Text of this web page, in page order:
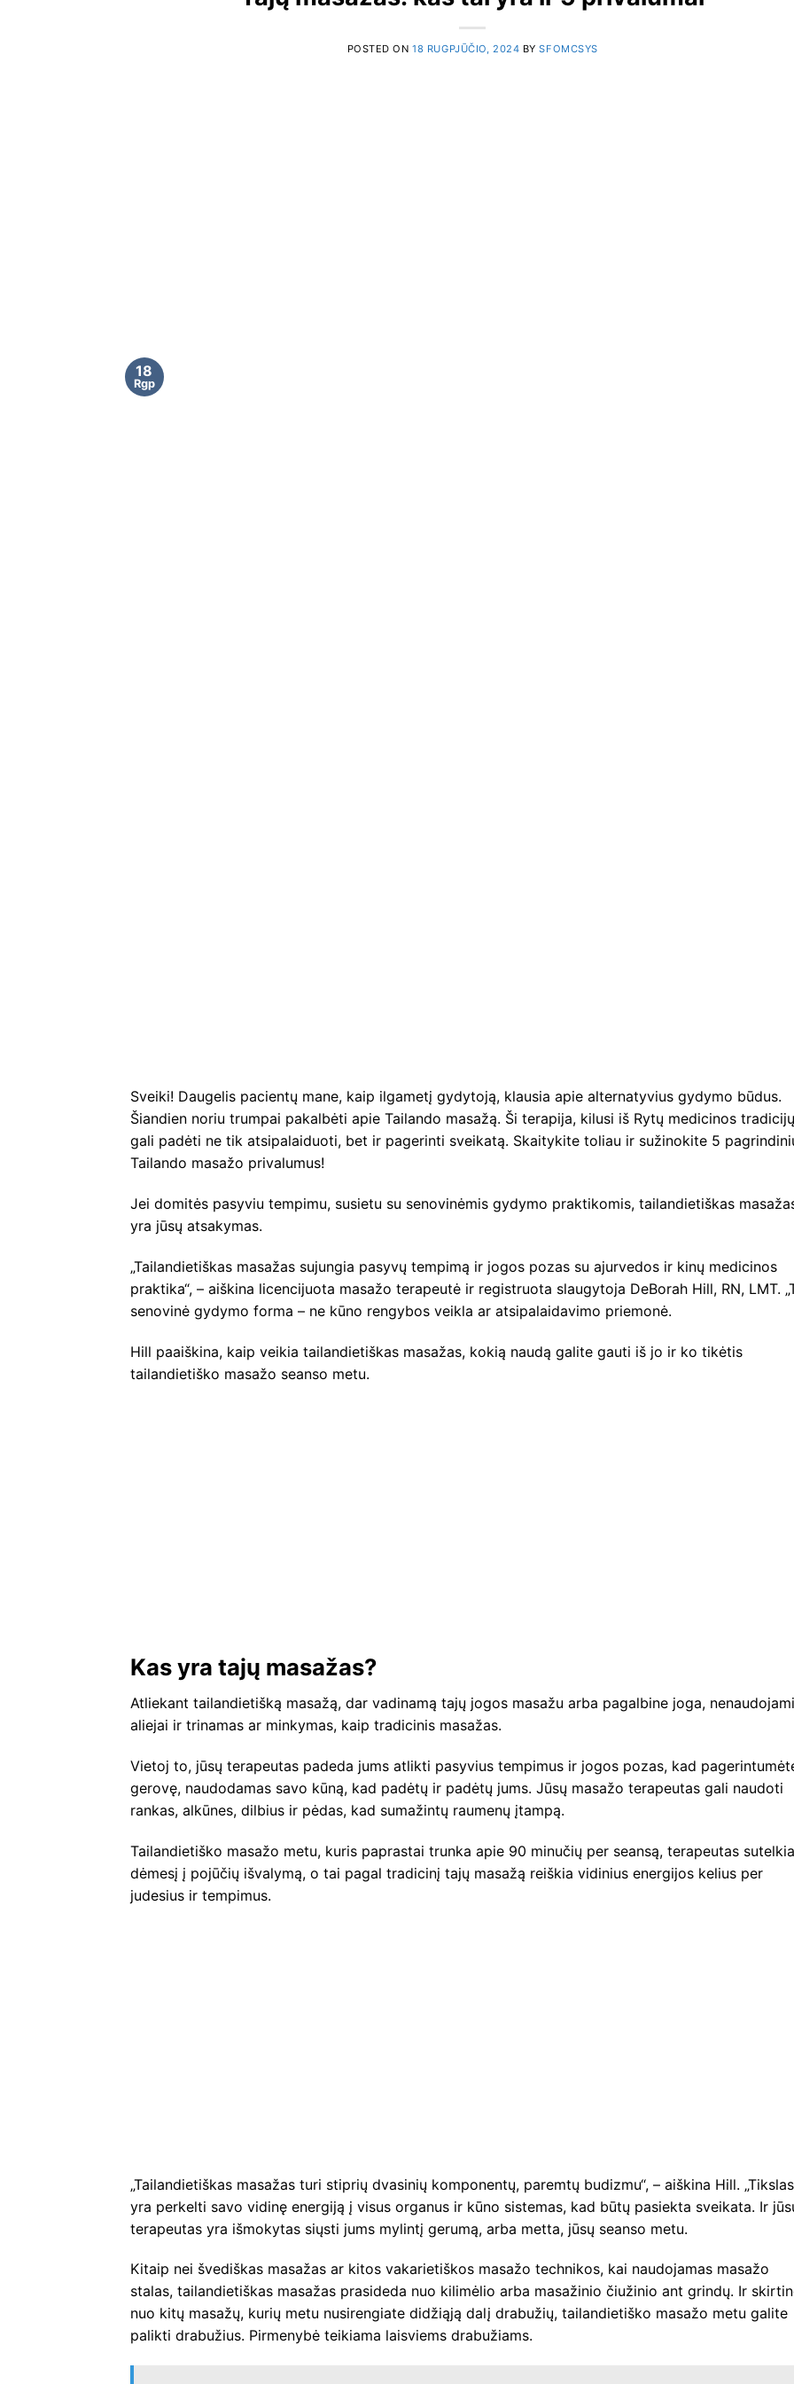
POSTED ON18 RUGPJŪČIO, 2024 BYSFOMCSYS
18
Rgp
Sveiki! Daugelis pacientų mane, kaip ilgametį gydytoją, klausia apie alternatyvius gydymo būdus.
Šiandien noriu trumpai pakalbėti apie Tailando masažą. Ši terapija, kilusi iš Rytų medicinos
gali padėti ne tik atsipalaiduoti, bet ir pagerinti sveikatą. Skaitykite toliau ir sužinokite 5
Tailando masažo privalumus!
Jei domitės pasyviu tempimu, susietu su senovinėmis gydymo praktikomis, tailandietiškas
yra jūsų atsakymas.
„Tailandietiškas masažas sujungia pasyvų tempimą ir jogos pozas su ajurvedos ir kinų medicinos
praktika“, – aiškina licencijuota masažo terapeutė ir registruota slaugytoja DeBorah Hill, RN, LMT.
senovinė gydymo forma – ne kūno rengybos veikla ar atsipalaidavimo priemonė.
Hill paaiškina, kaip veikia tailandietiškas masažas, kokią naudą galite gauti iš jo ir ko tikėtis
tailandietiško masažo seanso metu.
Kas yra tajų masažas?
Atliekant tailandietišką masažą, dar vadinamą tajų jogos masažu arba pagalbine joga, nenaudojami
aliejai ir trinamas ar minkymas, kaip tradicinis masažas.
Vietoj to, jūsų terapeutas padeda jums atlikti pasyvius tempimus ir jogos pozas, kad
gerovę, naudodamas savo kūną, kad padėtų ir padėtų jums. Jūsų masažo terapeutas gali naudoti
rankas, alkūnes, dilbius ir pėdas, kad sumažintų raumenų įtampą.
Tailandietiško masažo metu, kuris paprastai trunka apie 90 minučių per seansą, terapeutas sutelkia
dėmesį į pojūčių išvalymą, o tai pagal tradicinį tajų masažą reiškia vidinius energijos kelius per
judesius ir tempimus.
„Tailandietiškas masažas turi stiprių dvasinių komponentų, paremtų budizmu“, – aiškina Hill. „Tikslas
yra perkelti savo vidinę energiją į visus organus ir kūno sistemas, kad būtų pasiekta sveikata. Ir
terapeutas yra išmokytas siųsti jums mylintį gerumą, arba metta, jūsų seanso metu.
Kitaip nei švediškas masažas ar kitos vakarietiškos masažo technikos, kai naudojamas masažo
stalas, tailandietiškas masažas prasideda nuo kilimėlio arba masažinio čiužinio ant grindų. Ir
nuo kitų masažų, kurių metu nusirengiate didžiąją dalį drabužių, tailandietiško masažo metu galite
palikti drabužius. Pirmenybė teikiama laisviems drabužiams.